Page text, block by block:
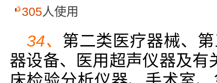
305人使用
34、 第二类医疗器械、
器设备、医用超声仪器及